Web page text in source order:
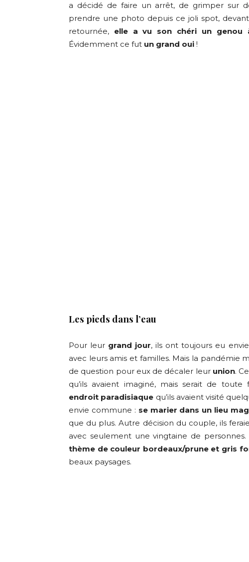
a décidé de faire un arrêt, de grimper sur
prendre une photo depuis ce joli spot,
retournée, elle a vu son chéri un genou
Évidemment ce fut un grand oui !
Les pieds dans l’eau
Pour leur grand jour, ils ont toujours eu
avec leurs amis et familles. Mais la pandémie
de question pour eux de décaler leur union.
qu’ils avaient imaginé, mais serait de
endroit paradisiaque qu’ils avaient visité
envie commune : se marier dans un lieu
que du plus. Autre décision du couple, ils
avec seulement une vingtaine de
thème de couleur bordeaux/prune et gris
beaux paysages.